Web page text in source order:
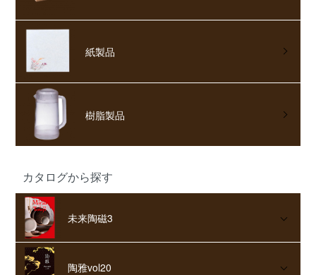
紙製品
樹脂製品
カタログから探す
未来陶磁3
陶雅vol20